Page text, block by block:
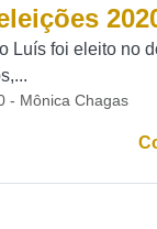
Luís foi eleito no
- Mônica Chagas